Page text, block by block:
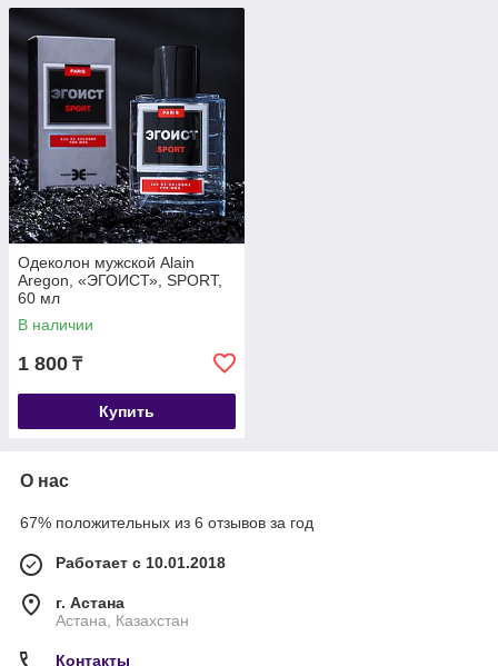
Одеколон мужской Alain
Aregon, «ЭГОИСТ», SPORT,
60 мл
В наличии
1 800 ₸
Купить
О нас
67% положительных из 6 отзывов за год
Работает с 10.01.2018
г. Астана
Астана, Казахстан
Контакты